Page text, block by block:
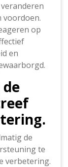
voordoen.
op
en
de
te
verbetering.